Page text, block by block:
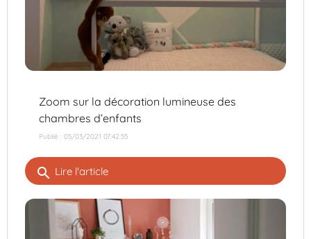
Zoom sur la décoration lumineuse des
chambres d’enfants
Publié : 05/03/2021 07:42:55
search Lire l'article